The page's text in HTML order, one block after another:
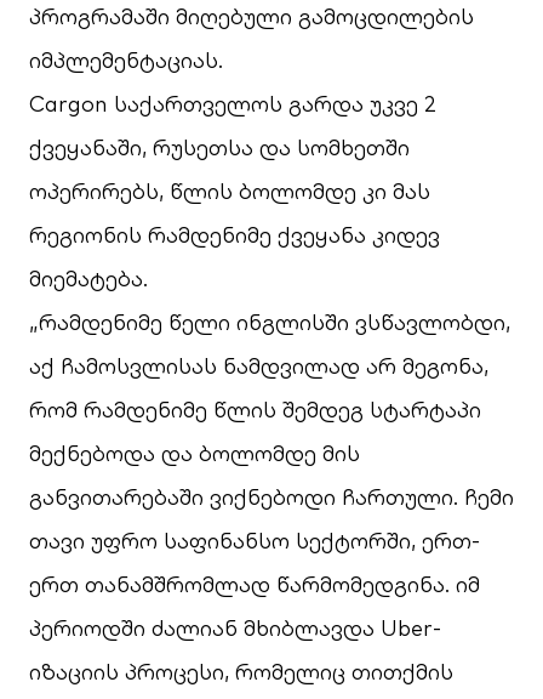
პროგრამაში მიღებული გამოცდილების
იმპლემენტაციას.
Cargon საქართველოს გარდა უკვე 2
ქვეყანაში, რუსეთსა და სომხეთში
ოპერირებს, წლის ბოლომდე კი მას
რეგიონის რამდენიმე ქვეყანა კიდევ
მიემატება.
„რამდენიმე წელი ინგლისში ვსწავლობდი,
აქ ჩამოსვლისას ნამდვილად არ მეგონა,
რომ რამდენიმე წლის შემდეგ სტარტაპი
მექნებოდა და ბოლომდე მის
განვითარებაში ვიქნებოდი ჩართული. ჩემი
თავი უფრო საფინანსო სექტორში, ერთ-
ერთ თანამშრომლად წარმომედგინა. იმ
პერიოდში ძალიან მხიბლავდა Uber-
იზაციის პროცესი, რომელიც თითქმის